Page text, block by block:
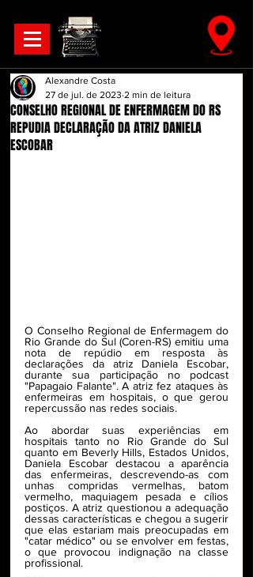
CONSELHO REGIONAL DE ENFERMAGEM DO RS
REPUDIA DECLARAÇÃO DA ATRIZ DANIELA
ESCOBAR
Alexandre Costa
27 de jul. de 2023 2 min de leitura
O Conselho Regional de Enfermagem do
Rio Grande do Sul (Coren-RS) emitiu uma
nota de repúdio em resposta às
declarações da atriz Daniela Escobar,
durante sua participação no podcast
"Papagaio Falante". A atriz fez ataques às
enfermeiras em hospitais, o que gerou
repercussão nas redes sociais.
Ao abordar suas experiências em
hospitais tanto no Rio Grande do Sul
quanto em Beverly Hills, Estados Unidos,
Daniela Escobar destacou a aparência
das enfermeiras, descrevendo-as com
unhas compridas vermelhas, batom
vermelho, maquiagem pesada e cílios
postiços. A atriz questionou a adequação
dessas características e chegou a sugerir
que elas estariam mais preocupadas em
"catar médico" ou se envolver em festas,
o que provocou indignação na classe
profissional.